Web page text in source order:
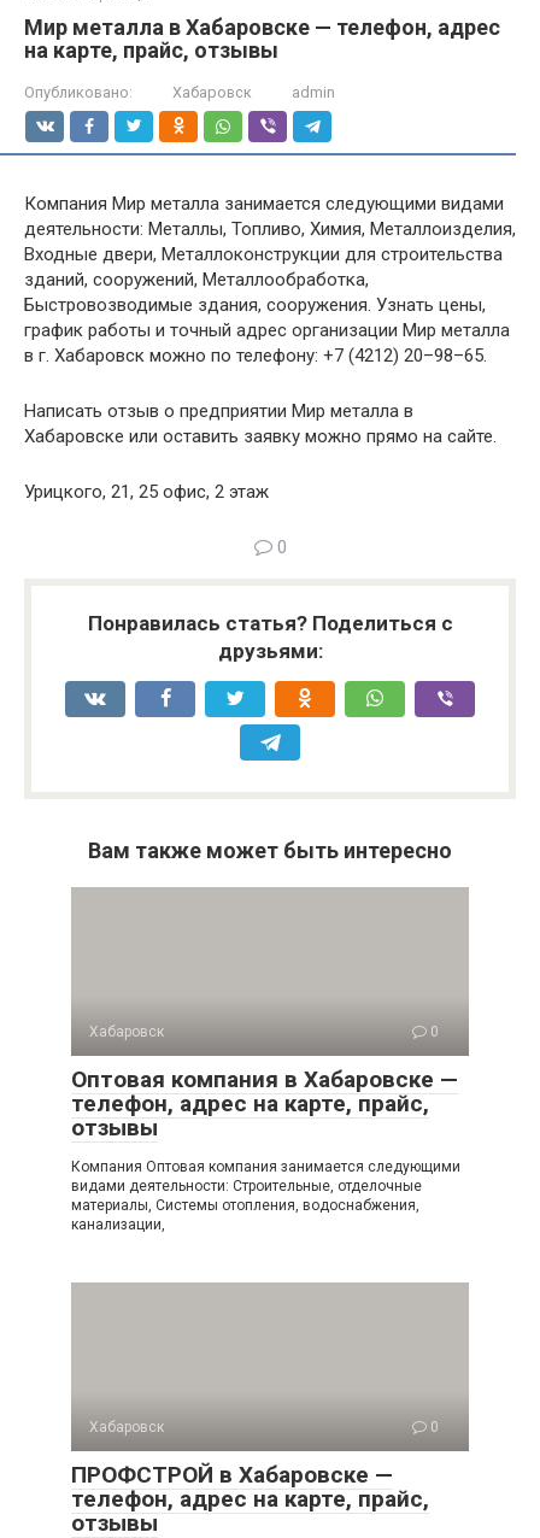
Мир металла в Хабаровске — телефон, адрес
на карте, прайс, отзывы
Опубликовано: Хабаровск admin
Компания Мир металла занимается следующими видами
деятельности: Металлы, Топливо, Химия, Металлоизделия,
Входные двери, Металлоконструкции для строительства
зданий, сооружений, Металлообработка,
Быстровозводимые здания, сооружения. Узнать цены,
график работы и точный адрес организации Мир металла
в г. Хабаровск можно по телефону: +7 (4212) 20–98–65.
Написать отзыв о предприятии Мир металла в
Хабаровске или оставить заявку можно прямо на сайте.
Урицкого, 21, 25 офис, 2 этаж
0
Понравилась статья? Поделиться с
друзьями:
Вам также может быть интересно
Хабаровск 0
Оптовая компания в Хабаровске —
телефон, адрес на карте, прайс,
отзывы
Компания Оптовая компания занимается следующими
видами деятельности: Строительные, отделочные
материалы, Системы отопления, водоснабжения,
канализации,
Хабаровск 0
ПРОФСТРОЙ в Хабаровске —
телефон, адрес на карте, прайс,
отзывы